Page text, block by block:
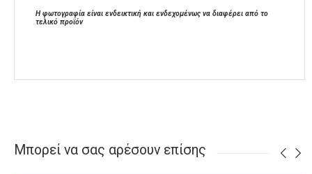
Η φωτογραφία είναι ενδεικτική και ενδεχομένως να διαφέρει από το
τελικό προϊόν
Μπορεί να σας αρέσουν επίσης